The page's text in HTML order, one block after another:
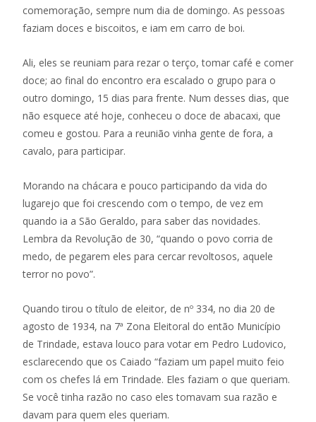
comemoração, sempre num dia de domingo. As pessoas
faziam doces e biscoitos, e iam em carro de boi.
Ali, eles se reuniam para rezar o terço, tomar café e comer
doce; ao final do encontro era escalado o grupo para o
outro domingo, 15 dias para frente. Num desses dias, que
não esquece até hoje, conheceu o doce de abacaxi, que
comeu e gostou. Para a reunião vinha gente de fora, a
cavalo, para participar.
Morando na chácara e pouco participando da vida do
lugarejo que foi crescendo com o tempo, de vez em
quando ia a São Geraldo, para saber das novidades.
Lembra da Revolução de 30, “quando o povo corria de
medo, de pegarem eles para cercar revoltosos, aquele
terror no povo”.
Quando tirou o título de eleitor, de nº 334, no dia 20 de
agosto de 1934, na 7ª Zona Eleitoral do então Município
de Trindade, estava louco para votar em Pedro Ludovico,
esclarecendo que os Caiado “faziam um papel muito feio
com os chefes lá em Trindade. Eles faziam o que queriam.
Se você tinha razão no caso eles tomavam sua razão e
davam para quem eles queriam.